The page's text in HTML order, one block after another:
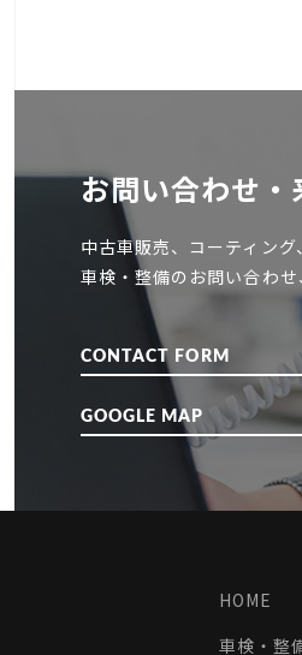
お問い合わせ・
中古車販売、コーティング、
車検・整備のお問い合わ
CONTACT FORM
GOOGLE MAP
HOME
車検・整